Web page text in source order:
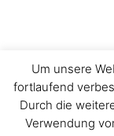
Um unsere
fortlaufend
Durch die
Verwendung